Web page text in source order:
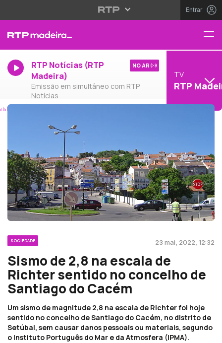
Entrar
RTP Notícias (RTP
Madeira)
Emissão em simultâneo com RTP
Notícias
NO AR
TV
RTP
SOCIEDADE 23 mai, 2022, 12:32
Sismo de 2,8 na escala de
Richter sentido no concelho de
Santiago do Cacém
Um sismo de magnitude 2,8 na escala de Richter foi hoje
sentido no concelho de Santiago do Cacém, no distrito de
Setúbal, sem causar danos pessoais ou materiais, segundo
o Instituto Português do Mar e da Atmosfera (IPMA).